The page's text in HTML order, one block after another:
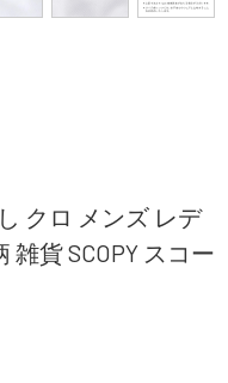
クロ メンズ レデ
雑貨 SCOPY スコー